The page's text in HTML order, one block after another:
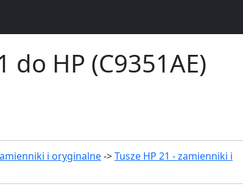
do HP (C9351AE)
i oryginalne->Tusze HP 21 - zamienniki i